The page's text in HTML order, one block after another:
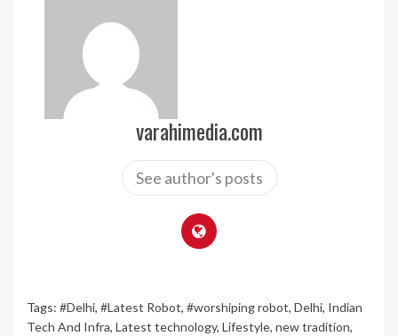
varahimedia.com
See author's posts
Tags: #Delhi, #Latest Robot, #worshiping robot, Delhi, Indian
Tech And Infra, Latest technology, Lifestyle, new tradition,